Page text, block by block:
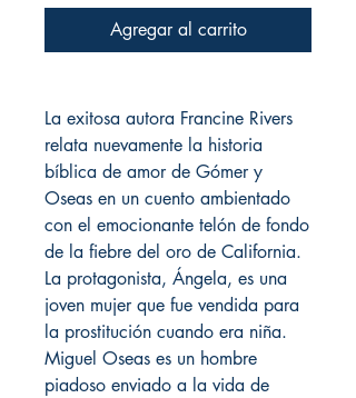
Agregar al carrito
La exitosa autora Francine Rivers
relata nuevamente la historia
bíblica de amor de Gómer y
Oseas en un cuento ambientado
con el emocionante telón de fondo
de la fiebre del oro de California.
La protagonista, Ángela, es una
joven mujer que fue vendida para
la prostitución cuando era niña.
Miguel Oseas es un hombre
piadoso enviado a la vida de